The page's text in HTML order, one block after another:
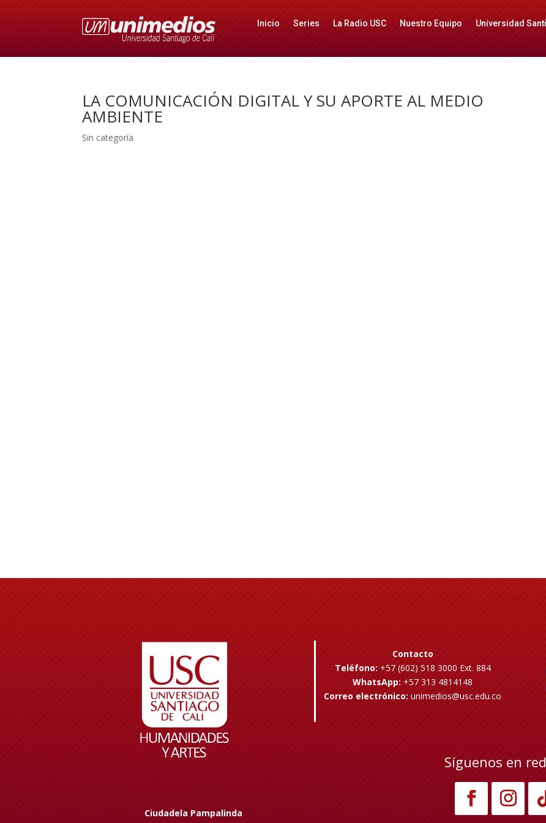
Inicio Series La Radio USC Nuestro Equipo Universidad
LA COMUNICACIÓN DIGITAL Y SU APORTE AL MEDIO
AMBIENTE
Sin categoría
Ciudadela Pampalinda
Contacto
Teléfono: +57 (602) 518 3000 Ext. 884
WhatsApp: +57 313 4814148
Correo electrónico: unimedios@usc.edu.co
Síguenos en